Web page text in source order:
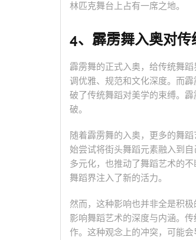
林匹克舞台上占有一席之地。
4、霹雳舞入奥对
霹雳舞的正式入奥，给传统舞
调优雅、规范和文化深度。而
破了传统舞蹈对美学的束缚。
破。
随着霹雳舞的入奥，更多的舞
始尝试将街头舞蹈元素融入到
多元化，也推动了舞蹈艺术的
舞蹈界注入了新的活力。
然而，这种影响也并非全是积
影响舞蹈艺术的深度与内涵。
作。这种观念上的冲突，可能